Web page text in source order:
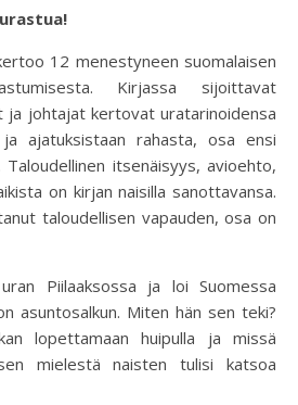
12 menestyneen suomalaisen
Kirjassa sijoittavat
ja johtajat kertovat uratarinoidensa
ajatuksistaan rahasta, osa ensi
itsenäisyys, avioehto,
on kirjan naisilla sanottavansa.
taloudellisen vapauden, osa on
Piilaaksossa ja loi Suomessa
asuntosalkun. Miten hän sen teki?
lopettamaan huipulla ja missä
mielestä naisten tulisi katsoa